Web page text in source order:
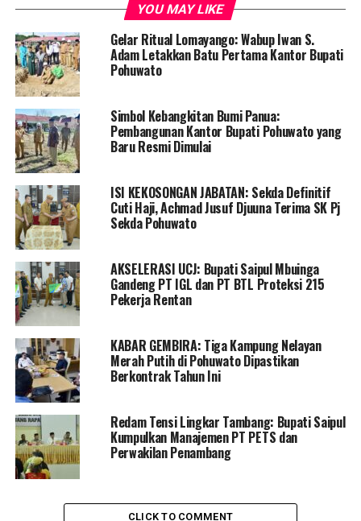
Almarhumah meninggalkan seorang suami dan dua
orang anak.
Dalam kesempatan penuh haru tersebut, Bupati
Pohuwato, Saipul A. Mbuinga, turut hadir dalam prosesi
pemakaman dan menyampaikan sambutan mewakili
keluarga. Dalam sambutannya, beliau mengucapkan
terima kasih yang mendalam kepada para dokter dan
tenaga medis di Rumah Sakit Persahabatan yang telah
memberikan perawatan terbaik bagi almarhumah.
“Kami semua sudah berusaha melakukan pengobatan
dengan sebaik mungkin. Namun, semua ini adalah takdir
mengucapkan terima kasih kepada dokter spesialis dan
para perawat yang telah merawat almarhumah selama
ini,” ungkap Bupati Saipul dengan penuh haru.
Lebih lanjut, Bupati Saipul juga menyampaikan
permohonan maaf kepada seluruh kolega, sahabat, dan
rekan kerja almarhumah jika selama bertugas ada
kesalahan maupun kekhilafan yang dilakukan, khususnya
di lingkungan BKPSDM dan Dinas Kominfo-ST.
“Kami memohon doa dari seluruh pelayat agar
almarhumah mendapatkan tempat yang terbaik di sisi
Allah SWT, segala khilaf dan dosanya diampuni, serta
YOU MAY LIKE
Gelar Ritual Lomayango: Wabup Iwan S.
Adam Letakkan Batu Pertama Kantor Bupati
Pohuwato
Simbol Kebangkitan Bumi Panua:
Pembangunan Kantor Bupati Pohuwato yang
Baru Resmi Dimulai
ISI KEKOSONGAN JABATAN: Sekda Definitif
Cuti Haji, Achmad Jusuf Djuuna Terima SK Pj
Sekda Pohuwato
AKSELERASI UCJ: Bupati Saipul Mbuinga
Gandeng PT IGL dan PT BTL Proteksi 215
Pekerja Rentan
KABAR GEMBIRA: Tiga Kampung Nelayan
Merah Putih di Pohuwato Dipastikan
Berkontrak Tahun Ini
Redam Tensi Lingkar Tambang: Bupati Saipul
Kumpulkan Manajemen PT PETS dan
Perwakilan Penambang
CLICK TO COMMENT